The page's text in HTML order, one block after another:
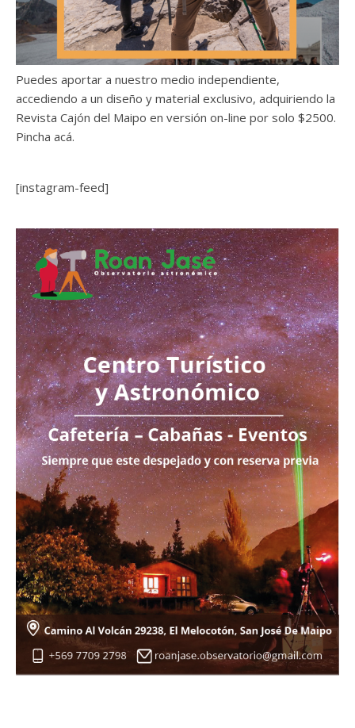
Puedes aportar a nuestro medio independiente,
accediendo a un diseño y material exclusivo, adquiriendo la
Revista Cajón del Maipo en versión on-line por solo $2500.
Pincha acá.
[instagram-feed]